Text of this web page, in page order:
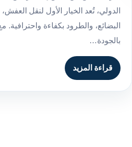
الدولي، تُعد الخيار الأول لنقل العفش،
البضائع، والطرود بكفاءة واحترافية.
بالجودة…
قراءة المزيد